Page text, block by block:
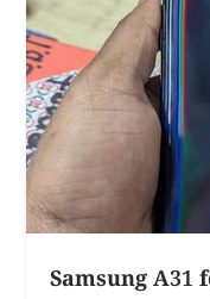
Samsung A31